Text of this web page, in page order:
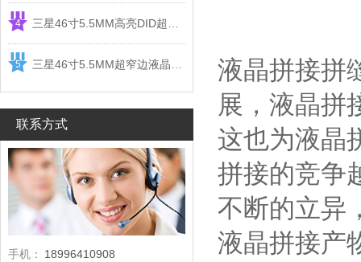
4
5
联系方式
手机：
18996410908
液晶拼接拼
展，液晶拼
这也为液晶
拼接的竞争
不断的立异
液晶拼接产